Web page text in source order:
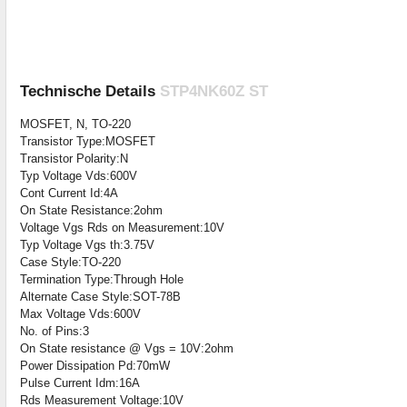
Technische Details STP4NK60Z ST
MOSFET, N, TO-220
Transistor Type:MOSFET
Transistor Polarity:N
Typ Voltage Vds:600V
Cont Current Id:4A
On State Resistance:2ohm
Voltage Vgs Rds on Measurement:10V
Typ Voltage Vgs th:3.75V
Case Style:TO-220
Termination Type:Through Hole
Alternate Case Style:SOT-78B
Max Voltage Vds:600V
No. of Pins:3
On State resistance @ Vgs = 10V:2ohm
Power Dissipation Pd:70mW
Pulse Current Idm:16A
Rds Measurement Voltage:10V